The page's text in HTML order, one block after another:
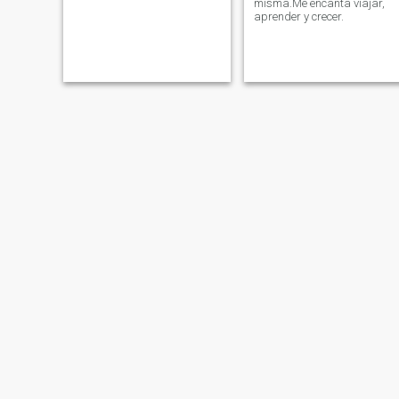
misma.Me encanta viajar,
aprender y crecer.